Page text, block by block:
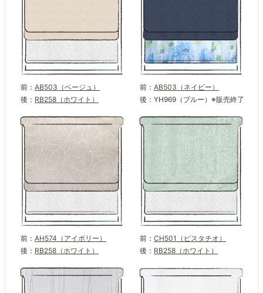
前：AB503（ベージュ）
後： RB258（ホワイト）
前：AB503（ネイビー）
後：YH969（ブルー）※販売終了
前：AH574（アイボリー）
後： RB258（ホワイト）
前：CH501（ピスタチオ）
後： RB258（ホワイト）